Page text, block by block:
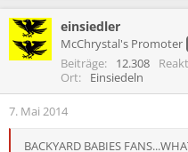
einsiedler
McChrystal's Promoter
Beiträge 12.308
Ort
Einsiedeln
7. Mai 2014
BACKYARD BABIES